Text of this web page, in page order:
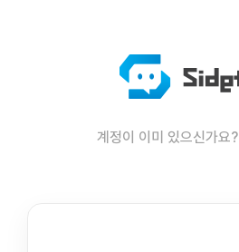
계정이 이미 있으신가요?